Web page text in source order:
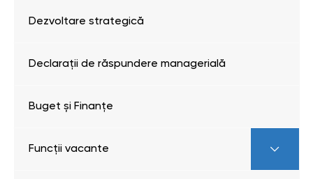
Dezvoltare strategică
Declarații de răspundere managerială
Buget și Finanțe
Funcții vacante